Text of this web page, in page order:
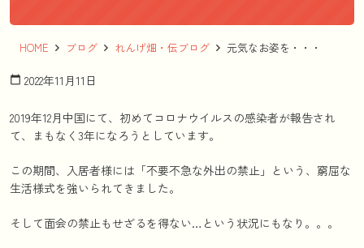
HOME ブログ れんげ畑・伝ブログ 元気なお姿を・・・
calendar_today 2022年11月11日
2019年12月中国にて、初めてコロナウイルスの感染者が報告され
て、まもなく3年になろうとしています。
この期間、入居者様には「不要不急な外出の禁止」という、窮屈な
生活様式を強いられてきました。
そして面会の禁止もせざるを得ない…という状況にもなり。。。